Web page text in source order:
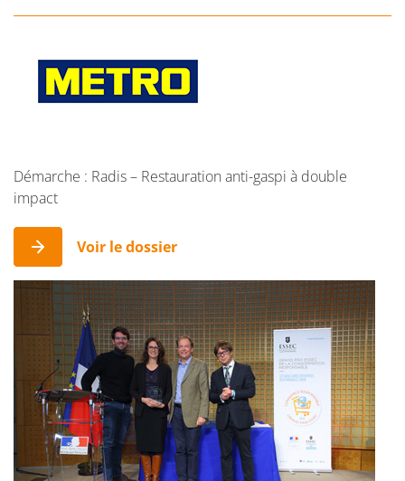
Démarche : Radis – Restauration anti-gaspi à double
impact
Voir le dossier